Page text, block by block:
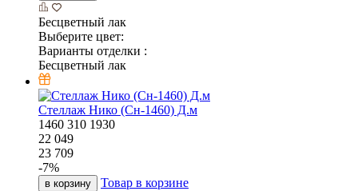
Бесцветный лак
Выберите цвет:
Варианты отделки :
Бесцветный лак
Стеллаж Нико (Сн-1460) Д.м
1460 310 1930
22 049
23 709
-7%
в корзину Товар в корзине